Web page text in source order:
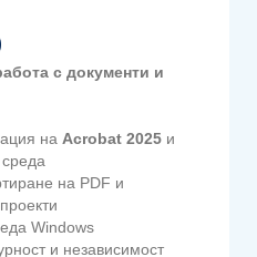
с документи и
на Acrobat 2025 и
на PDF и
Windows
и независимост